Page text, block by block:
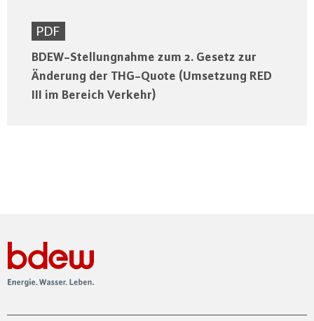
PDF
BDEW-Stellungnahme zum 2. Gesetz zur
Änderung der THG-Quote (Umsetzung RED
III im Bereich Verkehr)